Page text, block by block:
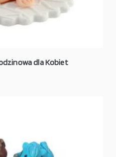
dla Kobiet